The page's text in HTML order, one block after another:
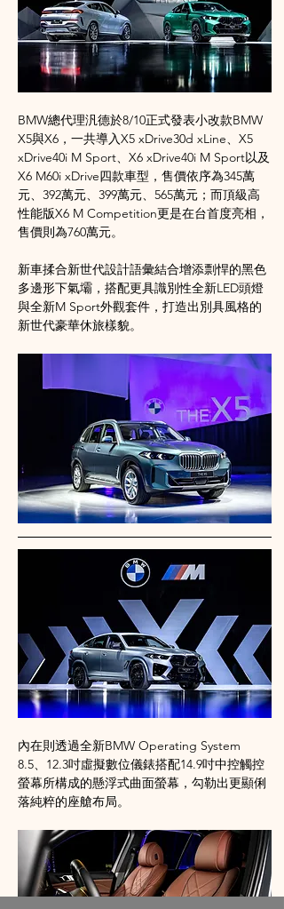
BMW總代理汎德於8/10正式發表小改款BMW
X5與X6，一共導入X5 xDrive30d xLine、X5
xDrive40i M Sport、X6 xDrive40i M Sport以及
X6 M60i xDrive四款車型，售價依序為345萬
元、392萬元、399萬元、565萬元；而頂級高
性能版X6 M Competition更是在台首度亮相，
售價則為760萬元。
新車揉合新世代設計語彙結合增添剽悍的黑色
多邊形下氣壩，搭配更具識別性全新LED頭燈
與全新M Sport外觀套件，打造出別具風格的
新世代豪華休旅樣貌。
內在則透過全新BMW Operating System
8.5、12.3吋虛擬數位儀錶搭配14.9吋中控觸控
螢幕所構成的懸浮式曲面螢幕，勾勒出更顯俐
落純粹的座艙布局。